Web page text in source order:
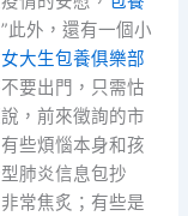
此外，還有一個小
女大生包養俱樂部
要出門，只需怙
，前來徵詢的市
些煩惱本身和孩
肺炎信息包抄
常焦炙；有些是